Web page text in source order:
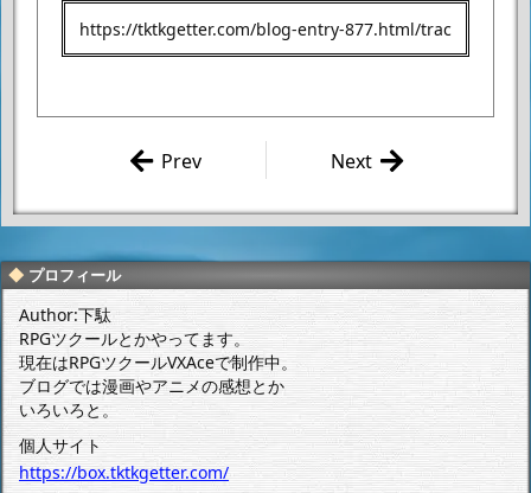
砲少女四号ちゃん
Next
ンサーガ 第5話
Prev
プロフィール
Author:下駄
RPGツクールとかやってます。
現在はRPGツクールVXAceで制作中。
ブログでは漫画やアニメの感想とか
いろいろと。
個人サイト
https://box.tktkgetter.com/